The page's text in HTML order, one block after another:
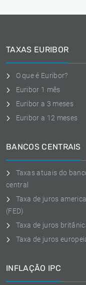
TAXAS EURIBOR
O que é Euribor?
Euribor 1 mês
Euribor a 3 meses
Euribor a 12 meses
BANCOS CENTRAIS
Taxas atuais do
central
Taxa de juros
(FED)
Taxa de juros
Taxa de juros
INFLAÇÃO IPC